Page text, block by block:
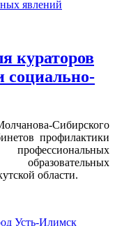
кураторов
социально-
Сибирского
профилактики
образовательных
области.